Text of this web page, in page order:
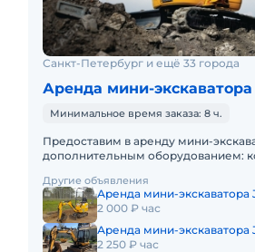
Санкт-Петербург и ещё 33 города
Аренда мини-экскаватора
Минимальное время заказа: 8 ч.
Предоставим в аренду мини-
дополнительным оборудованием:
часов работы + 1 час
Другие объявления
Аренда мини-экскаватора
2 000 ₽ час
Аренда мини-экскаватора
2 250 ₽ час